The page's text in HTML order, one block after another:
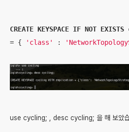
CREATE KEYSPACE IF NOT EXISTS
= {
'class' :
use cycling; , desc cycling; 을 해 보았